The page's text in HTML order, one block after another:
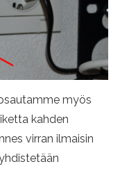
myös
kahden
virran ilmaisin